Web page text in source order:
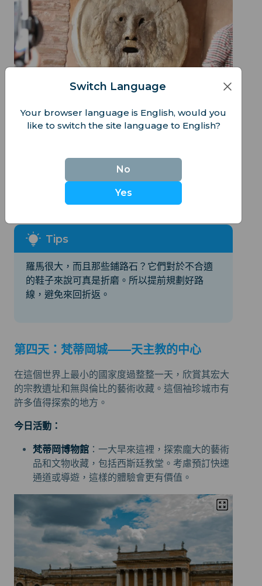
住宿建議：
的鄰里氛圍，這裡有許多餐飲、酒吧和漫步的好地
方，而西班牙台階區則略顯高檔。我個人選擇了特拉
斯提弗列區。這裡的食物很棒，酒吧很有趣，遊客也
羅馬很大，而且那些鋪路石？它們對於不合適
的鞋子來說可真是折磨。所以提前規劃好路
線，避免來回折返。
第四天：梵蒂岡城——天主教的中心
在這個世界上最小的國家度過整整一天，欣賞其宏大
的宗教遺址和無與倫比的藝術收藏。這個袖珍城市有
許多值得探索的地方。
今日活動：
梵蒂岡博物館 ：一大早來這裡，探索龐大的藝術
品和文物收藏，包括西斯廷教堂。考慮預訂快速
通道或導遊，這樣的體驗會更有價值。
Switch Language
Your browser language is English, would you
like to switch the site language to English?
No
Yes